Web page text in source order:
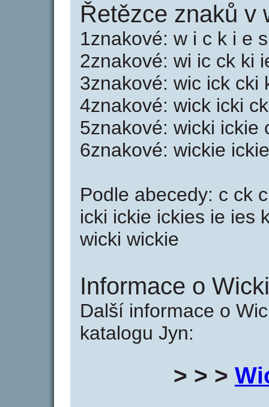
Řetězce znaků v
1znakové: w i c k i e s
2znakové: wi ic ck ki
3znakové: wic ick cki
4znakové: wick icki
5znakové: wicki ickie
6znakové: wickie
Podle abecedy: c ck
icki ickie ickies ie ies
wicki wickie
Informace o
Další informace o
katalogu Jyn:
> > >